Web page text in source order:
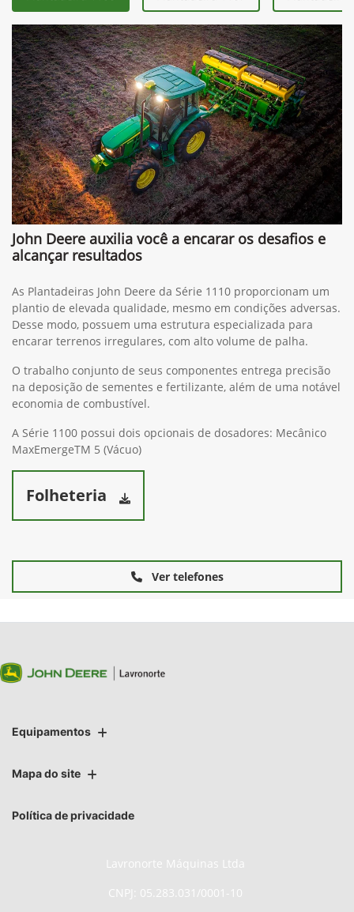
John Deere auxilia você a encarar os desafios e
alcançar resultados
As Plantadeiras John Deere da Série 1110 proporcionam um
plantio de elevada qualidade, mesmo em condições adversas.
Desse modo, possuem uma estrutura especializada para
encarar terrenos irregulares, com alto volume de palha.
O trabalho conjunto de seus componentes entrega precisão
na deposição de sementes e fertilizante, além de uma notável
economia de combustível.
A Série 1100 possui dois opcionais de dosadores: Mecânico
MaxEmergeTM 5 (Vácuo)
Folheteria
Ver telefones
Equipamentos
Mapa do site
Política de privacidade
Lavronorte Máquinas Ltda
CNPJ: 05.283.031/0001-10